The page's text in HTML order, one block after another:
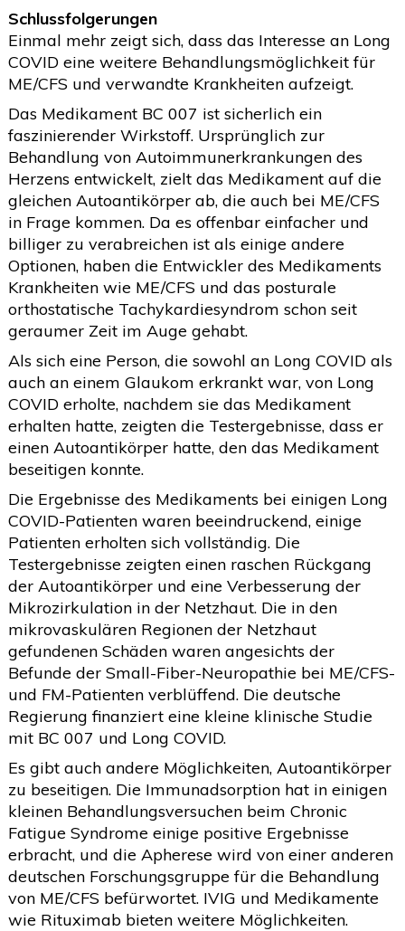
Schlussfolgerungen
Einmal mehr zeigt sich, dass das Interesse an Long
COVID eine weitere Behandlungsmöglichkeit für
ME/CFS und verwandte Krankheiten aufzeigt.
Das Medikament BC 007 ist sicherlich ein
faszinierender Wirkstoff. Ursprünglich zur
Behandlung von Autoimmunerkrankungen des
Herzens entwickelt, zielt das Medikament auf die
gleichen Autoantikörper ab, die auch bei ME/CFS
in Frage kommen. Da es offenbar einfacher und
billiger zu verabreichen ist als einige andere
Optionen, haben die Entwickler des Medikaments
Krankheiten wie ME/CFS und das posturale
orthostatische Tachykardiesyndrom schon seit
geraumer Zeit im Auge gehabt.
Als sich eine Person, die sowohl an Long COVID als
auch an einem Glaukom erkrankt war, von Long
COVID erholte, nachdem sie das Medikament
erhalten hatte, zeigten die Testergebnisse, dass er
einen Autoantikörper hatte, den das Medikament
beseitigen konnte.
Die Ergebnisse des Medikaments bei einigen Long
COVID-Patienten waren beeindruckend, einige
Patienten erholten sich vollständig. Die
Testergebnisse zeigten einen raschen Rückgang
der Autoantikörper und eine Verbesserung der
Mikrozirkulation in der Netzhaut. Die in den
mikrovaskulären Regionen der Netzhaut
gefundenen Schäden waren angesichts der
Befunde der Small-Fiber-Neuropathie bei ME/CFS-
und FM-Patienten verblüffend. Die deutsche
Regierung finanziert eine kleine klinische Studie
mit BC 007 und Long COVID.
Es gibt auch andere Möglichkeiten, Autoantikörper
zu beseitigen. Die Immunadsorption hat in einigen
kleinen Behandlungsversuchen beim Chronic
Fatigue Syndrome einige positive Ergebnisse
erbracht, und die Apherese wird von einer anderen
deutschen Forschungsgruppe für die Behandlung
von ME/CFS befürwortet. IVIG und Medikamente
wie Rituximab bieten weitere Möglichkeiten.